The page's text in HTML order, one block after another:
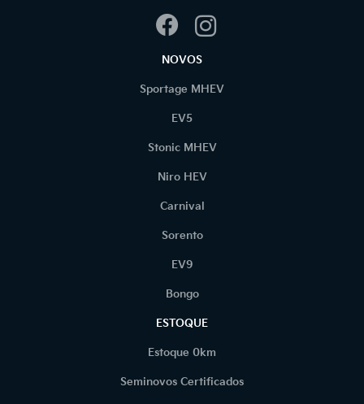
NOVOS
Sportage MHEV
EV5
Stonic MHEV
Niro HEV
Carnival
Sorento
EV9
Bongo
ESTOQUE
Estoque 0km
Seminovos Certificados